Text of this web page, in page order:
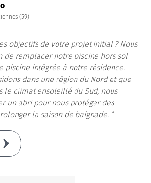
(59)
objectifs de votre projet initial ? Nous
de remplacer notre piscine hors sol
piscine intégrée à notre résidence.
dans une région du Nord et que
le climat ensoleillé du Sud, nous
un abri pour nous protéger des
la saison de baignade.